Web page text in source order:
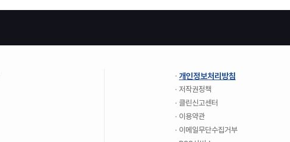
개인정보처리방침
저작권정책
클린신고센터
이용약관
이메일무단수집거부